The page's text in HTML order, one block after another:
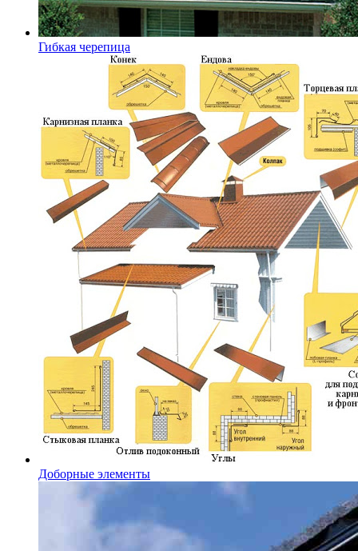
Гибкая черепица
Доборные элементы